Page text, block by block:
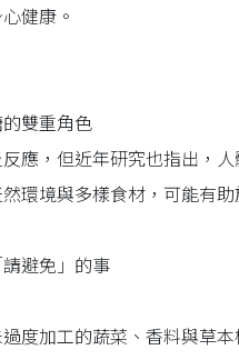
健康。
雙重角色
應，但近年研究也指出，
環境與多樣食材，可能有
避免」的事
度加工的蔬菜、香料與草